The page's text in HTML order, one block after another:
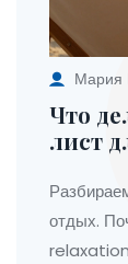
Мария
Что
лист
отдых.